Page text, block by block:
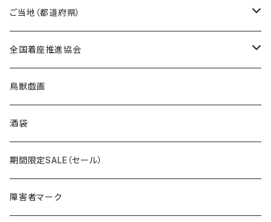
トートバッグ
国道0～99号線
国道100～199号線
国道600～699号線
Tシャツ
キャップ
ステッカー
ROUTE 0～99号線
ROUTE100～199号線
Tシャツ
ROUTE 0～99号線
ROUTE 100～199号線
キャップ
ROUTE 0～99号線
ROUTE 100～199号線
ご当地（都道府県）
北海道
青森県
岩手県
宮城県
秋田県
全国着座推進協会
ステッカー
鳥獣戯画
酒袋
期間限定SALE（セール）
障害者マーク